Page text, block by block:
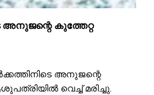
അനുജന്റെ കുത്തേറ്റ
അനുജന്റെ
വെച്ച് മരിച്ചു.